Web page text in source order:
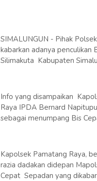
SIMALUNGUN - Pihak
kabarkan adanya penculikan
Silimakuta Kabupaten
Info yang disampaikan
Raya IPDA Bernard
sebagai menumpang Bis
Kapolsek Pamatang Raya,
razia dadakan didepan
Cepat Sepadan yang